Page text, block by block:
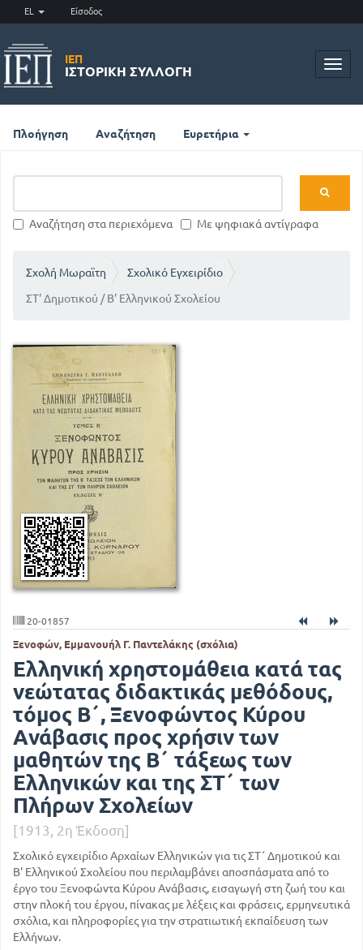
EL Είσοδος
ΙΕΠ
ΙΣΤΟΡΙΚΉ ΣΥΛΛΟΓΉ
Πλοήγηση Αναζήτηση Ευρετήρια
Αναζήτηση στα περιεχόμενα Με ψηφιακά αντίγραφα
Σχολή Μωραϊτη
Σχολικό Εγχειρίδιο
ΣΤ' Δημοτικού / Β' Ελληνικού Σχολείου
20-01857
Ξενοφών, Εμμανουήλ Γ. Παντελάκης (σχόλια)
Ελληνική χρηστομάθεια κατά τας
νεώτατας διδακτικάς μεθόδους,
τόμος Β΄, Ξενοφώντος Κύρου
Ανάβασις προς χρήσιν των
μαθητών της Β΄ τάξεως των
Ελληνικών και της ΣΤ΄ των
Πλήρων Σχολείων
[1913, 2η Έκδοση]
Σχολικό εγχειρίδιο Αρχαίων Ελληνικών για τις ΣΤ΄ Δημοτικού και
Β' Ελληνικού Σχολείου που περιλαμβάνει αποσπάσματα από το
έργο του Ξενοφώντα Κύρου Ανάβασις, εισαγωγή στη ζωή του και
στην πλοκή του έργου, πίνακας με λέξεις και φράσεις, ερμηνευτικά
σχόλια, και πληροφορίες για την στρατιωτική εκπαίδευση των
Ελλήνων.